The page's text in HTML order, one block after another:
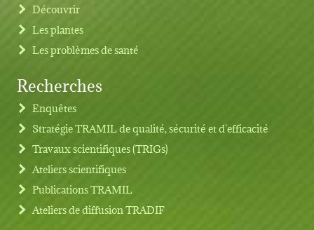
Footer menu
Découvrir
Les plantes
Les problèmes de santé
Recherches
Enquêtes
Stratégie TRAMIL de qualité, sécurité et d'efficacité
Travaux scientifiques (TRIGs)
Ateliers scientifiques
Publications TRAMIL
Ateliers de diffusion TRADIF